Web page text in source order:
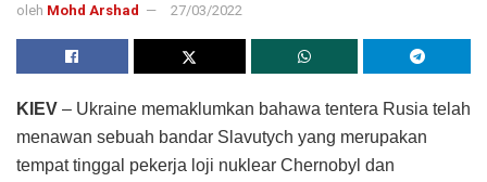
oleh Mohd Arshad 27/03/2022
KIEV – Ukraine memaklumkan bahawa tentera Rusia telah
menawan sebuah bandar Slavutych yang merupakan
tempat tinggal pekerja loji nuklear Chernobyl dan